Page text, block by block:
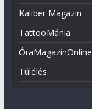
Kaliber Magazin
TattooMánia
ÓraMagazinOnline
Túlélés